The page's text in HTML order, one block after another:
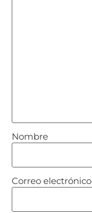
Nombre
Correo electrónico